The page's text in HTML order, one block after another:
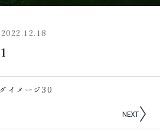
2022.12.18
イメージ30